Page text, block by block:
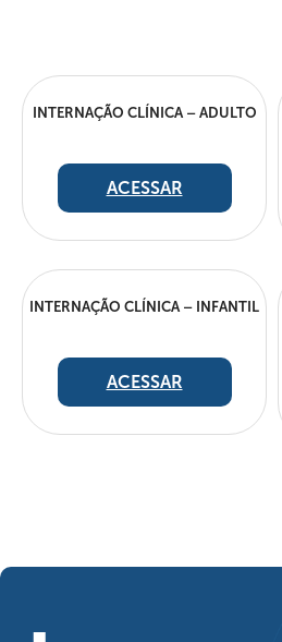
INTERNAÇÃO CLÍNICA – ADULTO
ACESSAR
INTERNAÇÃO CLÍNICA – INFANTIL
ACESSAR